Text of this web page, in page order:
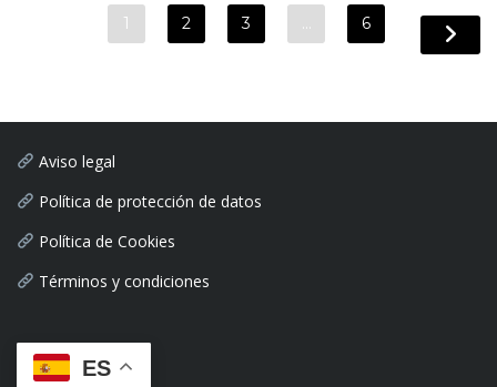
1 2 3 … 6
Aviso legal
Política de protección de datos
Política de Cookies
Términos y condiciones
ES